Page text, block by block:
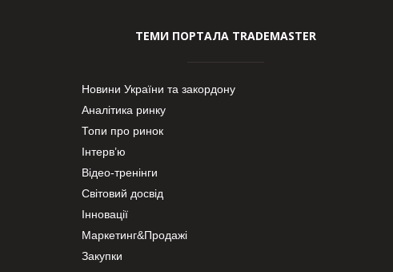
ТЕМИ ПОРТАЛА TRADEMASTER
Новини України та закордону
Аналітика ринку
Топи про ринок
Інтерв’ю
Відео-тренінги
Світовий досвід
Інновації
Маркетинг&Продажі
Закупки